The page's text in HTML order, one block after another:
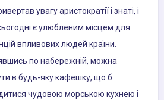
увагу аристократії і знаті, і
є улюбленим місцем для
впливових людей країни.
по набережній, можна
в будь-яку кафешку, що б
чудовою морською кухнею і